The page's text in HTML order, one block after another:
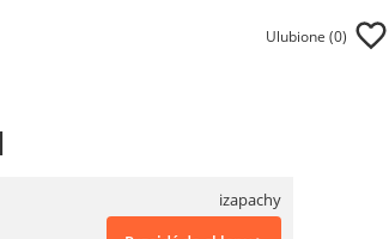
Ulubione (0)
izapachy